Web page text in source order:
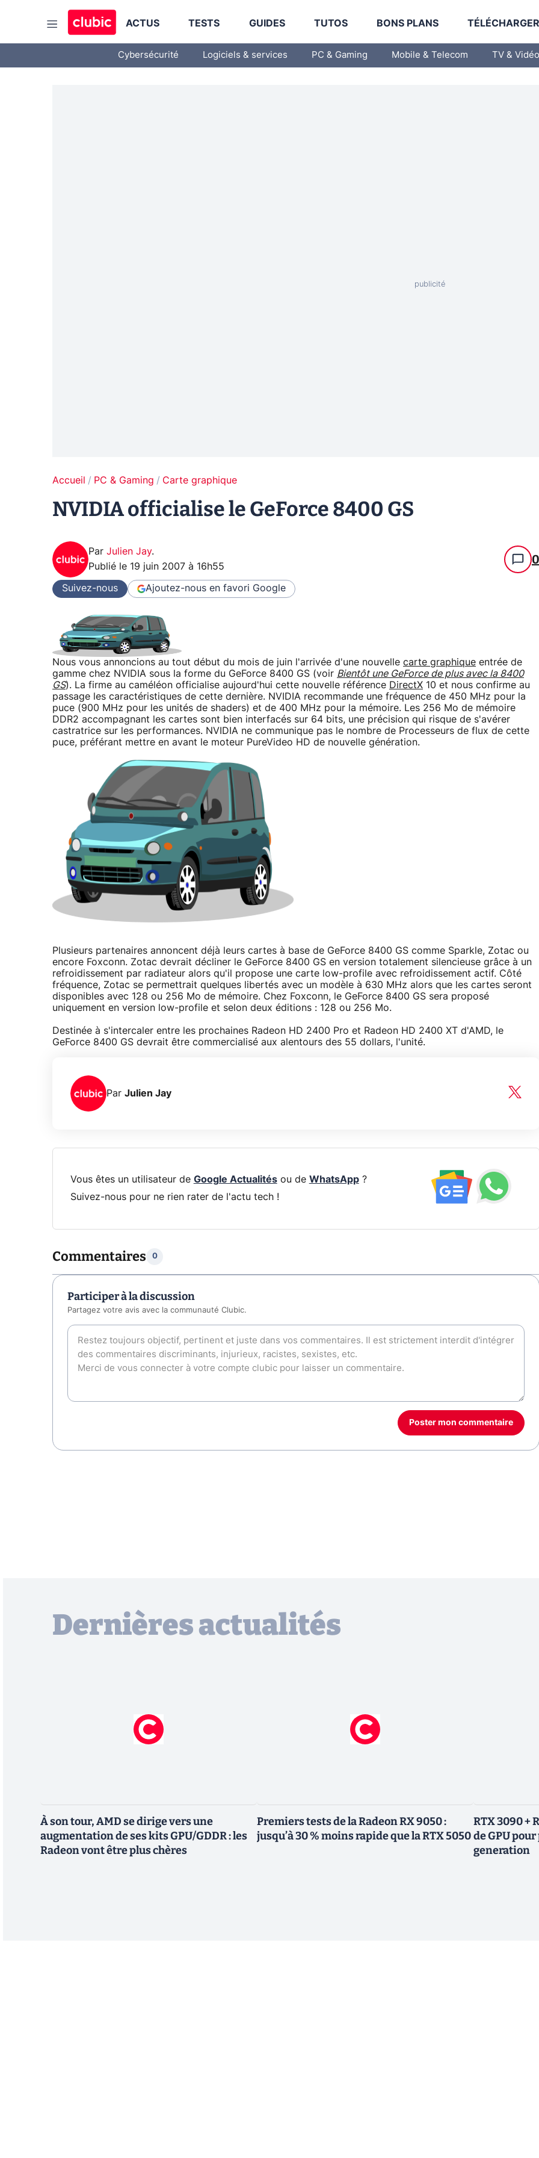
ACTUS TESTS GUIDES TUTOS BONS PLANS
Cybersécurité Logiciels & services PC & Gaming Mobile & Telecom TV & Vidéo
Accueil PC & Gaming Carte graphique
NVIDIA officialise le GeForce 8400 GS
Par Julien Jay.
Publié le 19 juin 2007 à 16h55 0
Suivez-nous Ajoutez-nous en favori Google
Nous vous annoncions au tout début du mois de juin l'arrivée d'une nouvelle carte graphique entrée de
gamme chez NVIDIA sous la forme du GeForce 8400 GS (voir Bientôt une GeForce de plus avec la 8400
GS). La firme au caméléon officialise aujourd'hui cette nouvelle référence DirectX 10 et nous confirme au
passage les caractéristiques de cette dernière. NVIDIA recommande une fréquence de 450 MHz pour la
puce (900 MHz pour les unités de shaders) et de 400 MHz pour la mémoire. Les 256 Mo de mémoire
DDR2 accompagnant les cartes sont bien interfacés sur 64 bits, une précision qui risque de s'avérer
castratrice sur les performances. NVIDIA ne communique pas le nombre de Processeurs de flux de cette
puce, préférant mettre en avant le moteur PureVideo HD de nouvelle génération.
Plusieurs partenaires annoncent déjà leurs cartes à base de GeForce 8400 GS comme Sparkle, Zotac ou
encore Foxconn. Zotac devrait décliner le GeForce 8400 GS en version totalement silencieuse grâce à un
refroidissement par radiateur alors qu'il propose une carte low-profile avec refroidissement actif. Côté
fréquence, Zotac se permettrait quelques libertés avec un modèle à 630 MHz alors que les cartes seront
disponibles avec 128 ou 256 Mo de mémoire. Chez Foxconn, le GeForce 8400 GS sera proposé
uniquement en version low-profile et selon deux éditions : 128 ou 256 Mo.
Destinée à s'intercaler entre les prochaines Radeon HD 2400 Pro et Radeon HD 2400 XT d'AMD, le
GeForce 8400 GS devrait être commercialisé aux alentours des 55 dollars, l'unité.
Par Julien Jay
Vous êtes un utilisateur de Google Actualitésou de WhatsApp?
Suivez-nous pour ne rien rater de l'actu tech !
Commentaires 0
Participer à la discussion
Partagez votre avis avec la communauté Clubic.
Poster mon commentaire
Dernières actualités
À son tour, AMD se dirige vers une
augmentation de ses kits GPU/GDDR : les
Radeon vont être plus chères
Premiers tests de la Radeon RX 9050 :
jusqu’à 30 % moins rapide que la RTX 5050
RTX 3090 +
de GPU
generation